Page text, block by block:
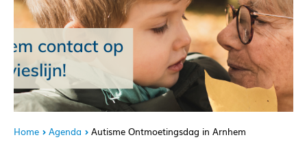
Home Agenda Autisme Ontmoetingsdag in Arnhem